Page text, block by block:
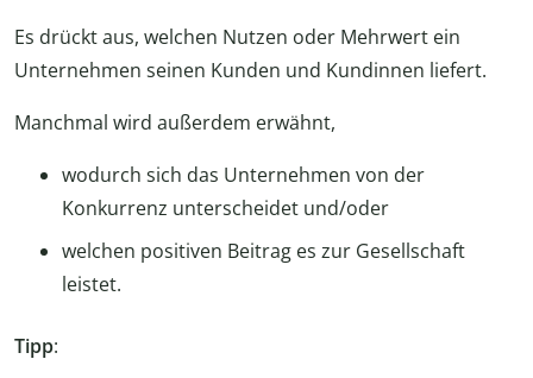
Es drückt aus, welchen Nutzen oder Mehrwert ein
Unternehmen seinen Kunden und Kundinnen liefert.
Manchmal wird außerdem erwähnt,
wodurch sich das Unternehmen von der
Konkurrenz unterscheidet und/oder
welchen positiven Beitrag es zur Gesellschaft
leistet.
Tipp: